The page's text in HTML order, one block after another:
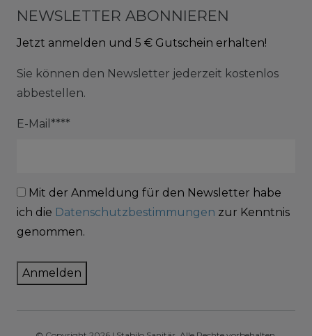
NEWSLETTER ABONNIEREN
Jetzt anmelden und 5 € Gutschein erhalten!
Sie können den Newsletter jederzeit kostenlos
abbestellen.
E-Mail****
Mit der Anmeldung für den Newsletter habe
ich die Datenschutzbestimmungen zur Kenntnis
genommen.
Anmelden